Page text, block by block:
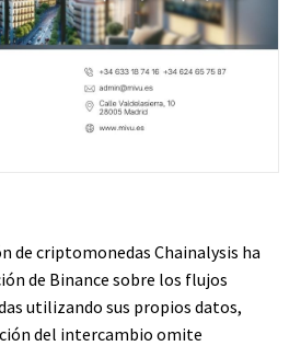
de criptomonedas Chainalysis ha
de Binance sobre los flujos
utilizando sus propios datos,
del intercambio omite